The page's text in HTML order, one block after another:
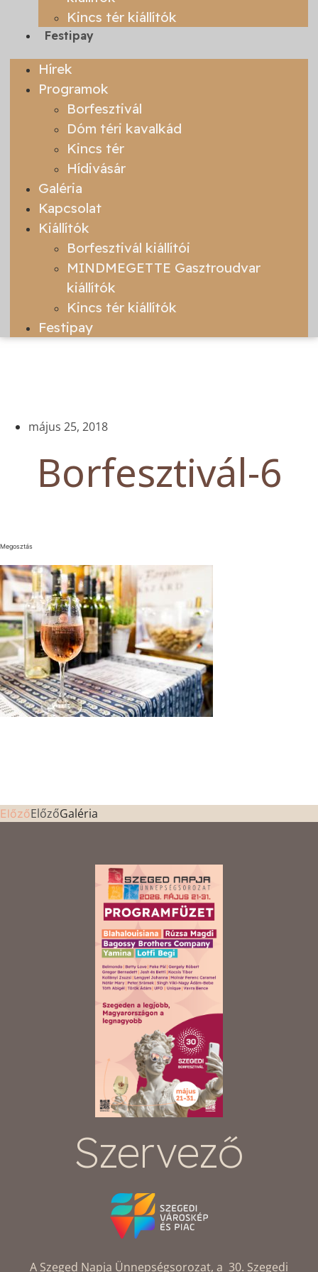
Kincs tér kiállítók
Festipay
Hírek
Programok
Borfesztivál
Dóm téri kavalkád
Kincs tér
Hídivásár
Galéria
Kapcsolat
Kiállítók
Borfesztivál kiállítói
MINDMEGETTE Gasztroudvar
kiállítók
Kincs tér kiállítók
Festipay
május 25, 2018
Borfesztivál-6
Megosztás
ElőzőElőzőGaléria
Szervező
A Szeged Napja Ünnepségsorozat, a 30. Szegedi